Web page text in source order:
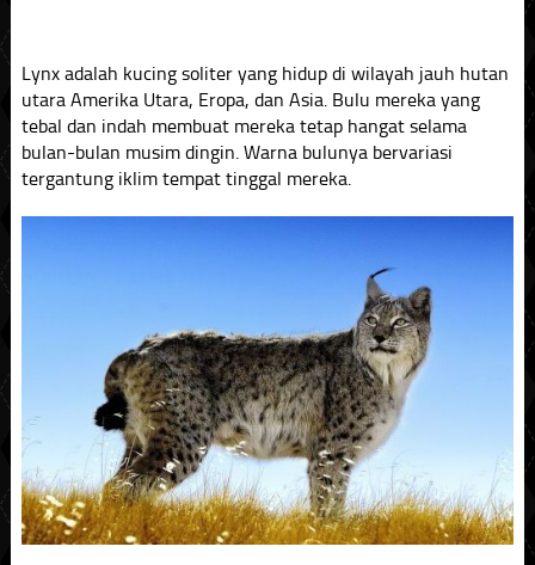
Lynx adalah kucing soliter yang hidup di wilayah jauh hutan
utara Amerika Utara, Eropa, dan Asia. Bulu mereka yang
tebal dan indah membuat mereka tetap hangat selama
bulan-bulan musim dingin. Warna bulunya bervariasi
tergantung iklim tempat tinggal mereka.